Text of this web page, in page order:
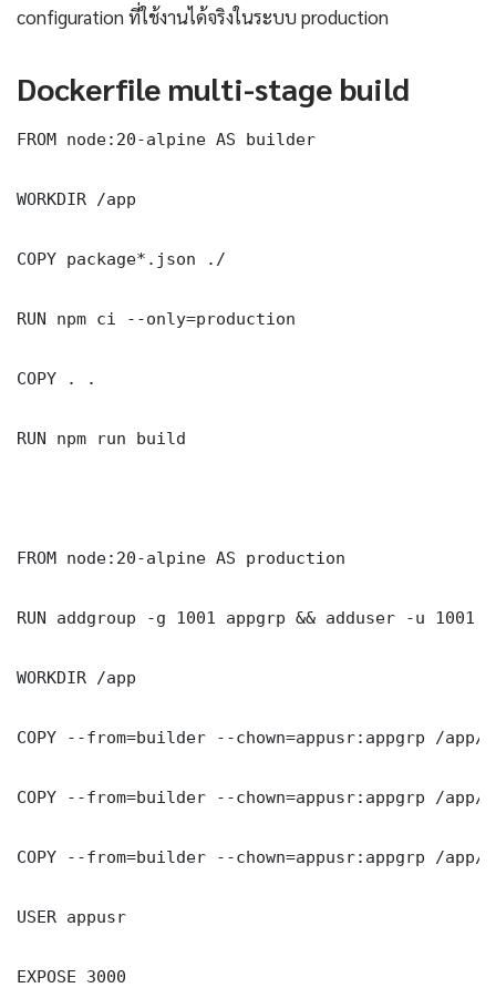
configuration ที่ใช้งานได้จริงในระบบ production
Dockerfile multi-stage build
FROM node:20-alpine AS builder
WORKDIR /app
COPY package*.json ./
RUN npm ci --only=production
COPY . .
RUN npm run build
FROM node:20-alpine AS production
RUN addgroup -g 1001 appgrp && adduser -u
WORKDIR /app
COPY --from=builder --chown=appusr:appgrp /
COPY --from=builder --chown=appusr:appgrp /app/
COPY --from=builder --chown=appusr:appgrp /
USER appusr
EXPOSE 3000